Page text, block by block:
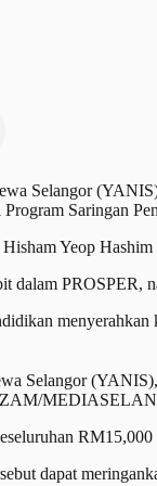
Selangor (YANIS)
Saringan
Yeop Hashim
dalam PROSPER,
Selangor
dapat